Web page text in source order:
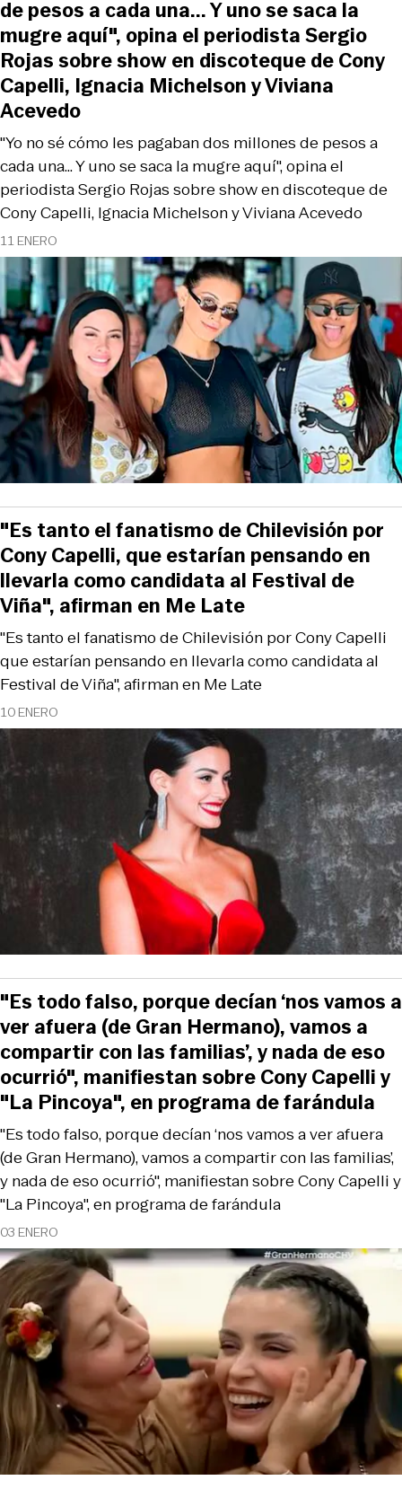
11 ENERO
"Yo no sé cómo les pagaban dos millones de pesos a
cada una... Y uno se saca la mugre aquí", opina el
periodista Sergio Rojas sobre show en discoteque de
Cony Capelli, Ignacia Michelson y Viviana Acevedo
de pesos a cada una... Y uno se saca la
mugre aquí", opina el periodista Sergio
Rojas sobre show en discoteque de Cony
Capelli, Ignacia Michelson y Viviana
Acevedo
10 ENERO
"Es tanto el fanatismo de Chilevisión por Cony Capelli
que estarían pensando en llevarla como candidata al
Festival de Viña", afirman en Me Late
"Es tanto el fanatismo de Chilevisión por
Cony Capelli, que estarían pensando en
llevarla como candidata al Festival de
Viña", afirman en Me Late
03 ENERO
"Es todo falso, porque decían ‘nos vamos a ver afuera
(de Gran Hermano), vamos a compartir con las familias’,
y nada de eso ocurrió", manifiestan sobre Cony Capelli y
"La Pincoya", en programa de farándula
"Es todo falso, porque decían ‘nos vamos a
ver afuera (de Gran Hermano), vamos a
compartir con las familias’, y nada de eso
ocurrió", manifiestan sobre Cony Capelli y
"La Pincoya", en programa de farándula